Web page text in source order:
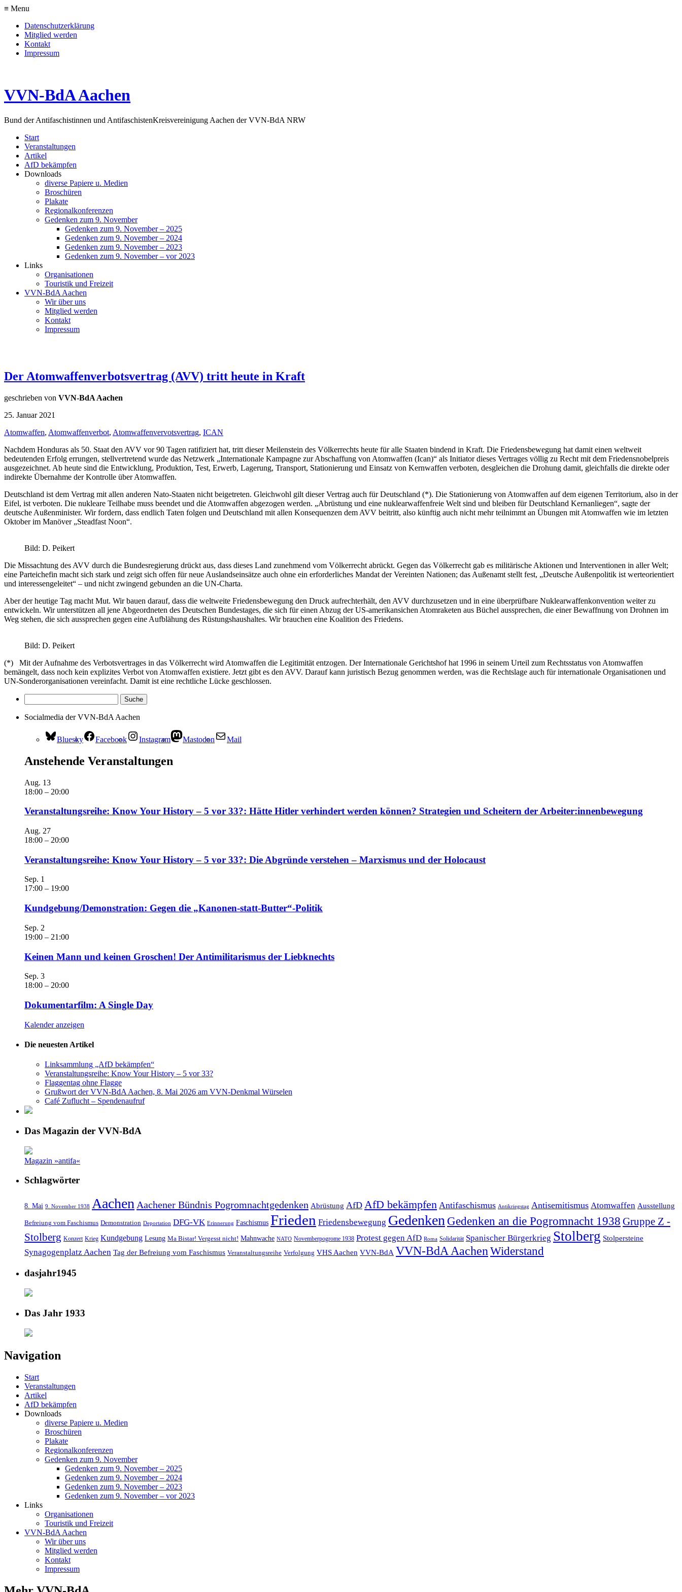
≡ Menu
Datenschutzerklärung
Mitglied werden
Kontakt
Impressum
VVN-BdA Aachen
Bund der Antifaschistinnen und AntifaschistenKreisvereinigung Aachen der VVN-BdA NRW
Start
Veranstaltungen
Artikel
AfD bekämpfen
Downloads
diverse Papiere u. Medien
Broschüren
Plakate
Regionalkonferenzen
Gedenken zum 9. November
Gedenken zum 9. November – 2025
Gedenken zum 9. November – 2024
Gedenken zum 9. November – 2023
Gedenken zum 9. November – vor 2023
Links
Organisationen
Touristik und Freizeit
VVN-BdA Aachen
Wir über uns
Mitglied werden
Kontakt
Impressum
Der Atomwaffenverbotsvertrag (AVV) tritt heute in Kraft
geschrieben von VVN-BdA Aachen
25. Januar 2021
Atomwaffen, Atomwaffenverbot, Atomwaffenvervotsvertrag, ICAN
Nachdem Honduras als 50. Staat den AVV vor 90 Tagen ratifiziert hat, tritt dieser Meilenstein des Völkerrechts heute für alle Staaten bindend in Kraft. Die Friedensbewegung hat damit einen weltweit
bedeutenden Erfolg errungen, stellvertretend wurde das Netzwerk „Internationale Kampagne zur Abschaffung von Atomwaffen (Ican)“ als Initiator dieses Vertrages völlig zu Recht mit dem Friedensnobelpreis
ausgezeichnet. Ab heute sind die Entwicklung, Produktion, Test, Erwerb, Lagerung, Transport, Stationierung und Einsatz von Kernwaffen verboten, desgleichen die Drohung damit, gleichfalls die direkte oder
indirekte Übernahme der Kontrolle über Atomwaffen.
Deutschland ist dem Vertrag mit allen anderen Nato-Staaten nicht beigetreten. Gleichwohl gilt dieser Vertrag auch für Deutschland (*). Die Stationierung von Atomwaffen auf dem eigenen Territorium, also in der
Eifel, ist verboten. Die nukleare Teilhabe muss beendet und die Atomwaffen abgezogen werden. „Abrüstung und eine nuklearwaffenfreie Welt sind und bleiben für Deutschland Kernanliegen“, sagte der
deutsche Außenminister. Wir fordern, dass endlich Taten folgen und Deutschland mit allen Konsequenzen dem AVV beitritt, also künftig auch nicht mehr teilnimmt an Übungen mit Atomwaffen wie im letzten
Oktober im Manöver „Steadfast Noon“.
Bild: D. Peikert
Die Missachtung des AVV durch die Bundesregierung drückt aus, dass dieses Land zunehmend vom Völkerrecht abrückt. Gegen das Völkerrecht gab es militärische Aktionen und Interventionen in aller Welt;
eine Parteichefin macht sich stark und zeigt sich offen für neue Auslandseinsätze auch ohne ein erforderliches Mandat der Vereinten Nationen; das Außenamt stellt fest, „Deutsche Außenpolitik ist werteorientiert
und interessengeleitet“ – und nicht zwingend gebunden an die UN-Charta.
Aber der heutige Tag macht Mut. Wir bauen darauf, dass die weltweite Friedensbewegung den Druck aufrechterhält, den AVV durchzusetzen und in eine überprüfbare Nuklearwaffenkonvention weiter zu
entwickeln. Wir unterstützen all jene Abgeordneten des Deutschen Bundestages, die sich für einen Abzug der US-amerikansichen Atomraketen aus Büchel aussprechen, die einer Bewaffnung von Drohnen im
Weg stehen, die sich aussprechen gegen eine Aufblähung des Rüstungshaushaltes. Wir brauchen eine Koalition des Friedens.
Bild: D. Peikert
(*) Mit der Aufnahme des Verbotsvertrages in das Völkerrecht wird Atomwaffen die Legitimität entzogen. Der Internationale Gerichtshof hat 1996 in seinem Urteil zum Rechtsstatus von Atomwaffen
bemängelt, dass noch kein explizites Verbot von Atomwaffen existiere. Jetzt gibt es den AVV. Darauf kann juristisch Bezug genommen werden, was die Rechtslage auch für internationale Organisationen und
UN-Sonderorganisationen vereinfacht. Damit ist eine rechtliche Lücke geschlossen.
Socialmedia der VVN-BdA Aachen
Bluesky Facebook Instagram Mastodon Mail
Anstehende Veranstaltungen
Aug. 13
18:00 – 20:00
Veranstaltungsreihe: Know Your History – 5 vor 33?: Hätte Hitler verhindert werden können? Strategien und Scheitern der Arbeiter:innenbewegung
Aug. 27
18:00 – 20:00
Veranstaltungsreihe: Know Your History – 5 vor 33?: Die Abgründe verstehen – Marxismus und der Holocaust
Sep. 1
17:00 – 19:00
Kundgebung/Demonstration: Gegen die „Kanonen-statt-Butter“-Politik
Sep. 2
19:00 – 21:00
Keinen Mann und keinen Groschen! Der Antimilitarismus der Liebknechts
Sep. 3
18:00 – 20:00
Dokumentarfilm: A Single Day
Kalender anzeigen
Die neuesten Artikel
Linksammlung „AfD bekämpfen“
Veranstaltungsreihe: Know Your History – 5 vor 33?
Flaggentag ohne Flagge
Grußwort der VVN-BdA Aachen, 8. Mai 2026 am VVN-Denkmal Würselen
Café Zuflucht – Spendenaufruf
Das Magazin der VVN-BdA
Magazin »antifa«
Schlagwörter
8. Mai 9. November 1938 Aachen Aachener Bündnis Pogromnachtgedenken Abrüstung AfD AfD bekämpfen Antifaschismus Antikriegstag Antisemitismus Atomwaffen Ausstellung
Befreiung vom Faschismus Demonstration Deportation DFG-VK Erinnerung Faschismus Frieden Friedensbewegung Gedenken Gedenken an die Pogromnacht 1938 Gruppe Z -
Stolberg Konzert Krieg Kundgebung Lesung Ma Bistar! Vergesst nicht! Mahnwache NATO Novemberpogrome 1938 Protest gegen AfD Roma Solidarität Spanischer Bürgerkrieg Stolberg Stolpersteine
Synagogenplatz Aachen Tag der Befreiung vom Faschismus Veranstaltungsreihe Verfolgung VHS Aachen VVN-BdA VVN-BdA AachenWiderstand
dasjahr1945
Das Jahr 1933
Navigation
Start
Veranstaltungen
Artikel
AfD bekämpfen
Downloads
diverse Papiere u. Medien
Broschüren
Plakate
Regionalkonferenzen
Gedenken zum 9. November
Gedenken zum 9. November – 2025
Gedenken zum 9. November – 2024
Gedenken zum 9. November – 2023
Gedenken zum 9. November – vor 2023
Links
Organisationen
Touristik und Freizeit
VVN-BdA Aachen
Wir über uns
Mitglied werden
Kontakt
Impressum